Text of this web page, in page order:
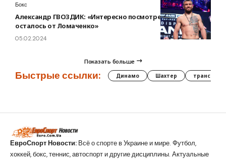
Бокс
Александр ГВОЗДИК: «Интересно посмотреть, что
осталось от Ломаченко»
05.02.2024
Показать больше
Быстрые ссылки: Динамо Шахтер трансферы
ЕвроСпорт Новости: Всё о спорте в Украине и мире. Футбол,
хоккей, бокс, теннис, автоспорт и другие дисциплины. Актуальные